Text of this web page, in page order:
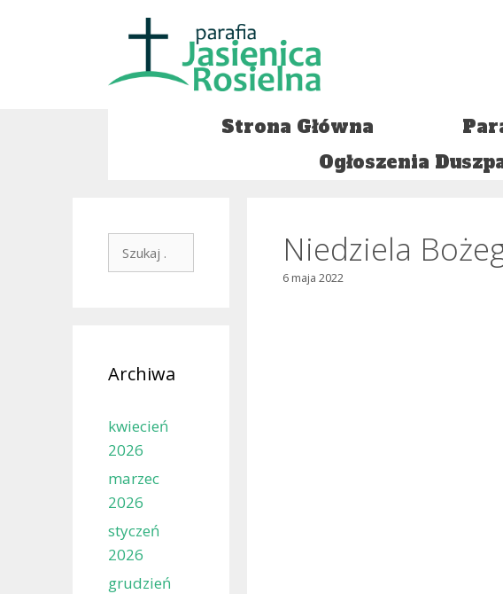
Strona Główna
Ogłoszenia
Niedziela
6 maja 2022
Szukaj:
Archiwa
kwiecień
2026
marzec
2026
styczeń
2026
grudzień